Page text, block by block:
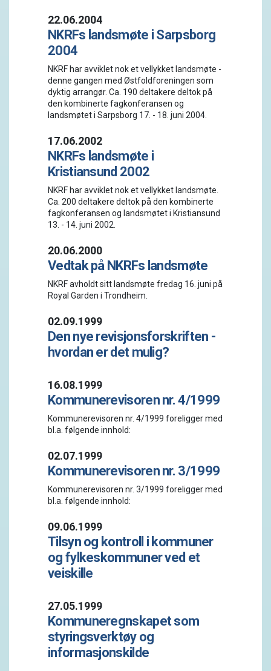
22.06.2004
NKRFs landsmøte i Sarpsborg
2004
NKRF har avviklet nok et vellykket landsmøte -
denne gangen med Østfoldforeningen som
dyktig arrangør. Ca. 190 deltakere deltok på
den kombinerte fagkonferansen og
landsmøtet i Sarpsborg 17. - 18. juni 2004.
17.06.2002
NKRFs landsmøte i
Kristiansund 2002
NKRF har avviklet nok et vellykket landsmøte.
Ca. 200 deltakere deltok på den kombinerte
fagkonferansen og landsmøtet i Kristiansund
13. - 14. juni 2002.
20.06.2000
Vedtak på NKRFs landsmøte
NKRF avholdt sitt landsmøte fredag 16. juni på
Royal Garden i Trondheim.
02.09.1999
Den nye revisjonsforskriften -
hvordan er det mulig?
16.08.1999
Kommunerevisoren nr. 4/1999
Kommunerevisoren nr. 4/1999 foreligger med
bl.a. følgende innhold:
02.07.1999
Kommunerevisoren nr. 3/1999
Kommunerevisoren nr. 3/1999 foreligger med
bl.a. følgende innhold:
09.06.1999
Tilsyn og kontroll i kommuner
og fylkeskommuner ved et
veiskille
27.05.1999
Kommuneregnskapet som
styringsverktøy og
informasjonskilde